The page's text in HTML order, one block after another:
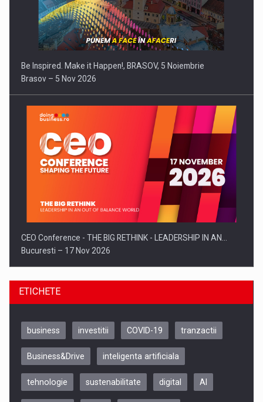
Be Inspired. Make it Happen!, BRASOV, 5 Noiembrie
Brasov – 5 Nov 2026
CEO Conference - THE BIG RETHINK - LEADERSHIP IN AN…
Bucuresti – 17 Nov 2026
ETICHETE
business investitii COVID-19 tranzactii
Business&Drive inteligenta artificiala
tehnologie sustenabilitate digital AI